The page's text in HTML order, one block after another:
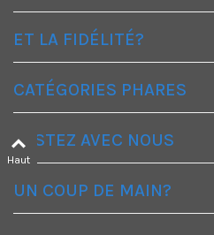
ET LA FIDÉLITÉ?
CATÉGORIES PHARES
RESTEZ AVEC NOUS
UN COUP DE MAIN?
Haut